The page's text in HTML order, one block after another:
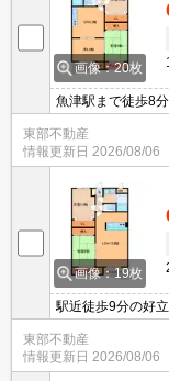
画像：20枚
魚津駅まで徒歩8
あります。サンル
す！
東部不動産
情報更新日 2026/08/06
画像：19枚
駅近徒歩9分の好
ット無料で家計に
東部不動産
情報更新日 2026/08/06